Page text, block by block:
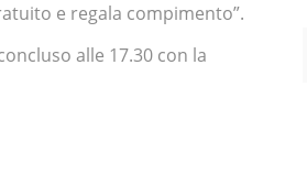
e regala compimento”.
alle 17.30 con la